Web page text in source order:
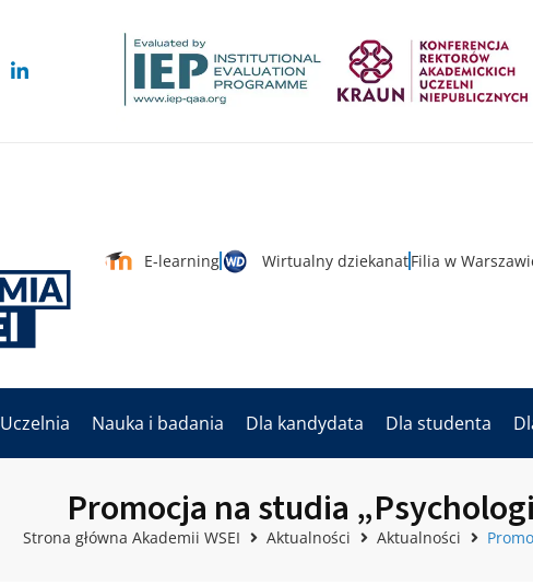
E-learning Wirtualny dziekanatFilia w
Uczelnia Nauka i badania Dla kandydata Dla studenta
Promocja na studia
Strona główna Akademii WSEI Aktualności Aktualności